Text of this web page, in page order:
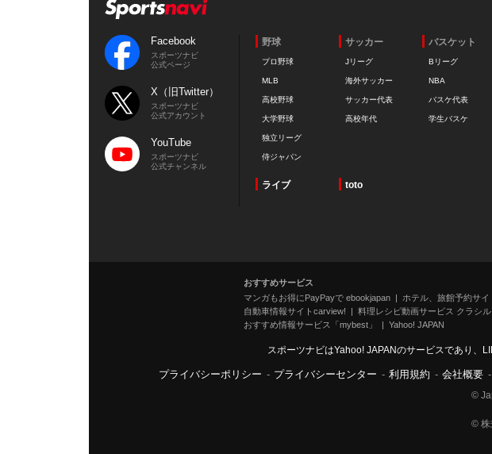
Facebook
スポーツナビ
公式ページ
X（旧Twitter）
スポーツナビ
公式アカウント
YouTube
スポーツナビ
公式チャンネル
野球
プロ野球
MLB
高校野球
大学野球
独立リーグ
侍ジャパン
サッカー
Jリーグ
海外サッカー
サッカー代表
高校年代
バスケット
Bリーグ
NBA
バスケ代表
学生バスケ
ライブ toto
おすすめサービス
マンガもお得にPayPayで ebookjapan
ホテル、旅館予約サ
自動車情報サイトcarview!
料理レシピ動画サービス クラシル
おすすめ情報サービス「mybest」
Yahoo! JAPAN
スポーツナビはYahoo! JAPANのサービスであり、
プライバシーポリシー - プライバシーセンター - 利用規約 - 会社概要 -
©
© 株